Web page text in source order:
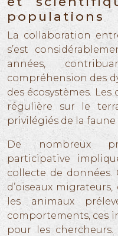
populations
La collaboration
s’est
années,
compréhension des
des écosystèmes.
régulière sur le
privilégiés de la faune
De nombreux
participative
collecte de données.
d’oiseaux
les animaux
comportements, ces
pour les